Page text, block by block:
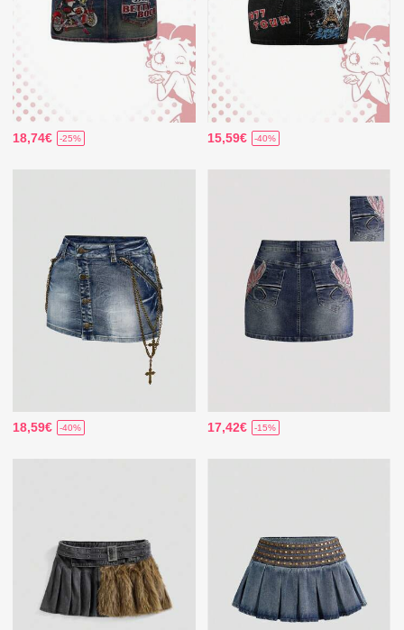
18,74€ -25% 15,59€ -40%
18,59€ -40% 17,42€ -15%